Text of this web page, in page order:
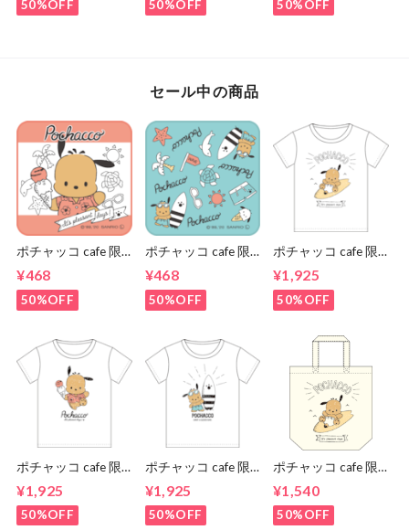
50%OFF 50%OFF 50%OFF
セール中の商品
ポチャッコ cafe 限
定コラボハンカチタ
オル（ピンク色）
¥468
50%OFF
ポチャッコ cafe 限
定コラボハンカチタ
オル（青色）
¥468
50%OFF
ポチャッコ cafe 限
定コラボティーシャ
ツ（サーフボードタ
イプ）
¥1,925
50%OFF
ポチャッコ cafe 限
ツ（アイスクリーム
タイプ）
¥1,925
50%OFF
ポチャッコ cafe 限
ツ（サングラスタイ
プ）
¥1,925
50%OFF
ポチャッコ cafe 限
グ（サーフボードタ
イプ）
¥1,540
50%OFF